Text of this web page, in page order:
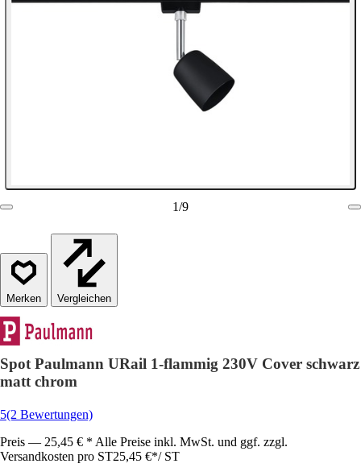
1/9
Vergleichen
Spot Paulmann URail 1-flammig 230V Cover schwarz
matt chrom
5(2 Bewertungen)
Preis — 25,45 € * Alle Preise inkl. MwSt. und ggf. zzgl.
Versandkosten pro ST25,45 €*/ ST